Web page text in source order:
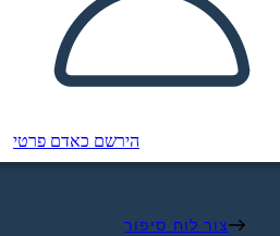
הירשם כאדם פרטי
צור לוח סיפור